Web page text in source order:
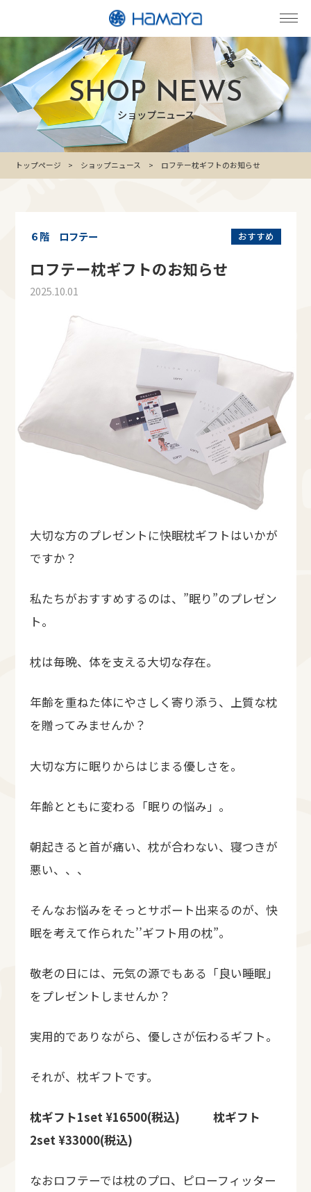
SHOP NEWS
ショップニュース
トップページ ショップニュース ロフテー枕ギフトのお知らせ
おすすめ
６階 ロフテー
ロフテー枕ギフトのお知らせ
2025.10.01
大切な方のプレゼントに快眠枕ギフトはいかが
ですか？
私たちがおすすめするのは、”眠り”のプレゼン
ト。
枕は毎晩、体を支える大切な存在。
年齢を重ねた体にやさしく寄り添う、上質な枕
を贈ってみませんか？
大切な方に眠りからはじまる優しさを。
年齢とともに変わる「眠りの悩み」。
朝起きると首が痛い、枕が合わない、寝つきが
悪い、、、
そんなお悩みをそっとサポート出来るのが、快
眠を考えて作られた’’ギフト用の枕”。
敬老の日には、元気の源でもある「良い睡眠」
をプレゼントしませんか？
実用的でありながら、優しさが伝わるギフト。
それが、枕ギフトです。
枕ギフト1set ¥16500(税込)
枕ギフト
2set ¥33000(税込)
なおロフテーでは枕のプロ、ピローフィッター